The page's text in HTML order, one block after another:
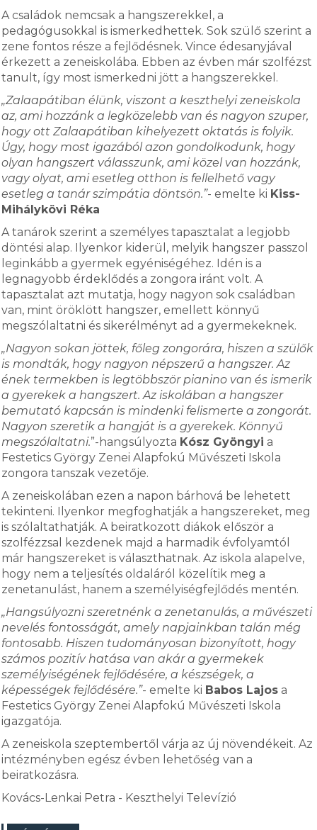
A családok nemcsak a hangszerekkel, a
pedagógusokkal is ismerkedhettek. Sok szülő szerint a
zene fontos része a fejlődésnek. Vince édesanyjával
érkezett a zeneiskolába. Ebben az évben már szolfézst
tanult, így most ismerkedni jött a hangszerekkel.
„Zalaapátiban élünk, viszont a keszthelyi zeneiskola
az, ami hozzánk a legközelebb van és nagyon szuper,
hogy ott Zalaapátiban kihelyezett oktatás is folyik.
Úgy, hogy most igazából azon gondolkodunk, hogy
olyan hangszert válasszunk, ami közel van hozzánk,
vagy olyat, ami esetleg otthon is fellelhető vagy
esetleg a tanár szimpátia döntsön.”- emelte ki Kiss-
Mihálykövi Réka
A tanárok szerint a személyes tapasztalat a legjobb
döntési alap. Ilyenkor kiderül, melyik hangszer passzol
leginkább a gyermek egyéniségéhez. Idén is a
legnagyobb érdeklődés a zongora iránt volt. A
tapasztalat azt mutatja, hogy nagyon sok családban
van, mint öröklött hangszer, emellett könnyű
megszólaltatni és sikerélményt ad a gyermekeknek.
„Nagyon sokan jöttek, főleg zongorára, hiszen a szülők
is mondták, hogy nagyon népszerű a hangszer. Az
ének termekben is legtöbbször pianino van és ismerik
a gyerekek a hangszert. Az iskolában a hangszer
bemutató kapcsán is mindenki felismerte a zongorát.
Nagyon szeretik a hangját is a gyerekek. Könnyű
megszólaltatni.”-hangsúlyozta Kósz Gyöngyi a
Festetics György Zenei Alapfokú Művészeti Iskola
zongora tanszak vezetője.
A zeneiskolában ezen a napon bárhová be lehetett
tekinteni. Ilyenkor megfoghatják a hangszereket, meg
is szólaltathatják. A beiratkozott diákok először a
szolfézzsal kezdenek majd a harmadik évfolyamtól
már hangszereket is választhatnak. Az iskola alapelve,
hogy nem a teljesítés oldaláról közelítik meg a
zenetanulást, hanem a személyiségfejlődés mentén.
„Hangsúlyozni szeretnénk a zenetanulás, a művészeti
nevelés fontosságát, amely napjainkban talán még
fontosabb. Hiszen tudományosan bizonyított, hogy
számos pozitív hatása van akár a gyermekek
személyiségének fejlődésére, a készségek, a
képességek fejlődésére.”- emelte ki Babos Lajos a
Festetics György Zenei Alapfokú Művészeti Iskola
igazgatója.
A zeneiskola szeptembertől várja az új növendékeit. Az
intézményben egész évben lehetőség van a
beiratkozásra.
Kovács-Lenkai Petra - Keszthelyi Televízió